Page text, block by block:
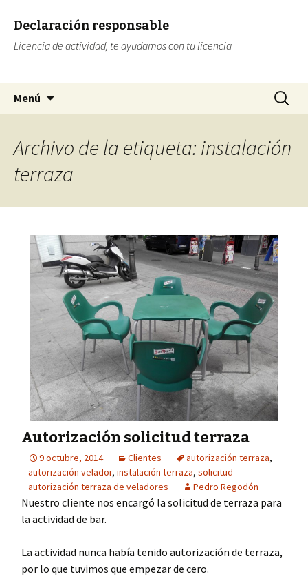
Declaración responsable
Licencia de actividad, te ayudamos con tu licencia
Menú Buscar:
Archivo de la etiqueta: instalación
terraza
Autorización solicitud terraza
9 octubre, 2014 Clientes autorización terraza,
autorización velador, instalación terraza, solicitud
autorización terraza de veladores
Pedro Regodón
Nuestro cliente nos encargó la solicitud de terraza para
la actividad de bar.
La actividad nunca había tenido autorización de terraza,
por lo que tuvimos que empezar de cero.